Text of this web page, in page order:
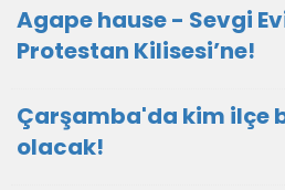
Agape hause - Sevgi
Protestan Kilisesi’ne!
Çarşamba'da kim ilçe
olacak!